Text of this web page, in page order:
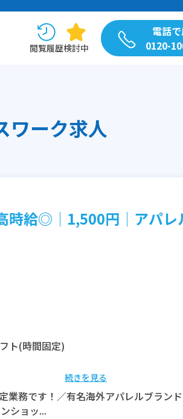
閲覧履歴検討中
電話
0120-
ワーク求人
時給◎│1,500円│アパレ
ト(時間固定)
続きを見る
業務です！／有名海外アパレルブラン
ショッ...